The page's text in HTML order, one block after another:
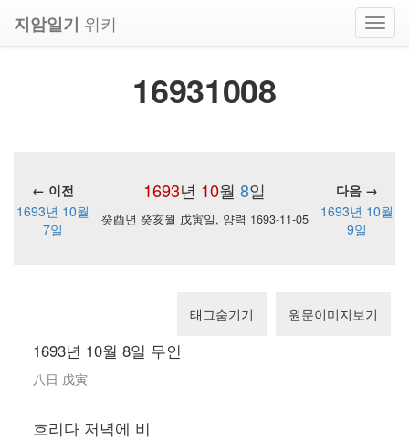
지암일기 위키
16931008
1693년 10월 8일
← 이전
다음 →
1693년 10월
7일
癸酉년 癸亥월 戊寅일, 양력 1693-11-05
1693년 10월
9일
태그숨기기 원문이미지보기
1693년 10월 8일 무인
八日 戊寅
흐리다 저녁에 비